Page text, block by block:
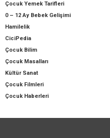
Çocuk Yemek Tarifleri
0 – 12 Ay Bebek Gelişimi
Hamilelik
CiciPedia
Çocuk Bilim
Çocuk Masalları
Kültür Sanat
Çocuk Filmleri
Çocuk Haberleri